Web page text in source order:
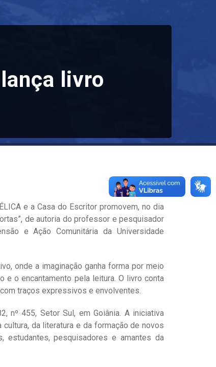
livro
e a Casa do Escritor promovem, no dia
de autoria do professor e pesquisador
e Ação Comunitária da Universidade
onde a imaginação ganha forma por meio
e o encantamento pela leitura. O livro conta
traços expressivos e envolventes.
nº 455, Setor Sul, em Goiânia. A iniciativa
da literatura e da formação de novos
estudantes, pesquisadores e amantes da